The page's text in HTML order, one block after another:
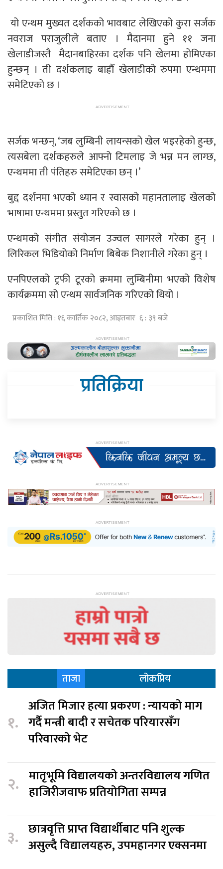
यो एन्थम मुख्यत दर्शकको भावबाट लेखिएको कुरा सर्जक
नवराज पराजुलीले बताए । मैदानमा हुने ११ जना
खेलाडीजस्तै मैदानबाहिरका दर्शक पनि खेलमा होमिएका
हुन्छन् । ती दर्शकलाइ बाह्रौँ खेलाडीको रुपमा एन्थममा
समेटिएको छ ।
सर्जक भन्छन्, ‘जब लुम्बिनी लायन्सको खेल भइरहेको हुन्छ,
त्यसबेला दर्शकहरुले आफ्नो टिमलाइ जे भन्न मन लाग्छ,
एन्थममा ती पंतिहरु समेटिएका छन् ।’
बुद्द दर्शनमा भएको ध्यान र स्वासको महानतालाइ खेलको
भाषामा एन्थममा प्रस्तुत गरिएको छ ।
एन्थमको संगीत संयोजन उज्वल सागरले गरेका हुन् ।
लिरिकल भिडियोको निर्माण बिबेक निशानीले गरेका हुन् ।
एनपिएलको ट्रफी टूरको क्रममा लुम्बिनीमा भएको विशेष
कार्यक्रममा सो एन्थम सार्वजनिक गरिएको थियो ।
प्रकाशित मिति : १६ कार्तिक २०८२, आइतबार ६ : ३९ बजे
प्रतिक्रिया
ताजा लोकप्रिय
१.
अजित मिजार हत्या प्रकरण : न्यायको माग
गर्दै मन्त्री बादी र सचेतक परियारसँग
परिवारको भेट
२. मातृभूमि विद्यालयको अन्तरविद्यालय गणित
हाजिरीजवाफ प्रतियोगिता सम्पन्न
३. छात्रवृत्ति प्राप्त विद्यार्थीबाट पनि शुल्क
असुल्दै विद्यालयहरु, उपमहानगर एक्सनमा